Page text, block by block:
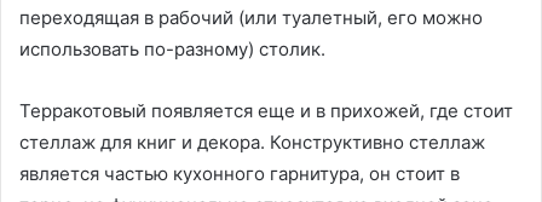
переходящая в рабочий (или туалетный, его можно
использовать по-разному) столик.
Терракотовый появляется еще и в прихожей, где стоит
стеллаж для книг и декора. Конструктивно стеллаж
является частью кухонного гарнитура, он стоит в